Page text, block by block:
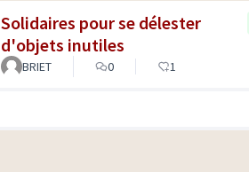
Solidaires pour se délester
d'objets inutiles
BRIET 0 1